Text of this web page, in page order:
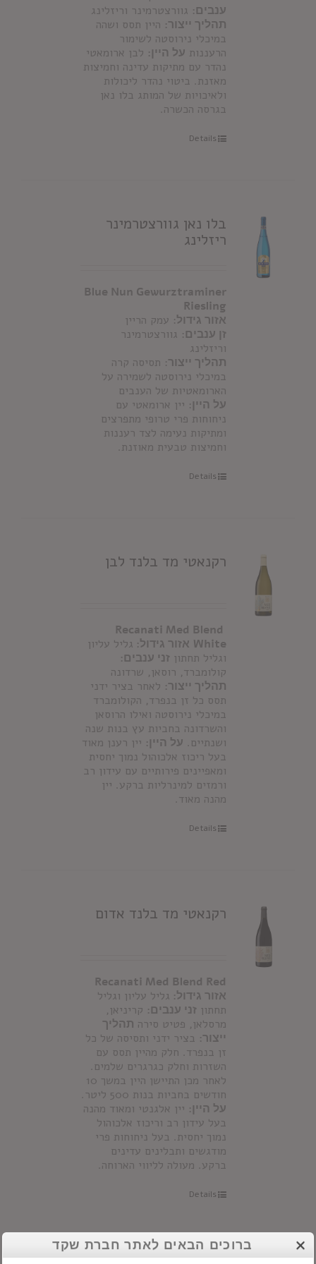
ענבים: גוורצטרמינר וריזלינג
תהליך ייצור: היין תסס ושהה
במיכלי נירוסטה לשימור
הרעננות על היין: לבן ארומאטי
נהדר עם מתיקות עדינה וחמיצות
מאזנת. ביטוי נהדר ליכולות
ולאיכויות של המותג בלו נאן
בגרסה הכשרה.
Details
בלו נאן גוורצטרמינר
ריזלינג
Blue Nun Gewurztraminer
Riesling
אזור גידול: עמק הריין
זן ענבים: גוורצטרמינר
וריזלינג
תהליך ייצור: תסיסה קרה
במיכלי נירוסטה לשמירה על
הארומאטיות של הענבים
על היין: יין ארומאטי עם
ניחוחות פרי טרופי מתפרצים
ומתיקות נעימה לצד רעננות
וחמיצות טבעית מאוזנת.
Details
רקנאטי מד בלנד לבן
Recanati Med Blend
White אזור גידול: גליל עליון
וגליל תחתון זני ענבים:
קולומברד, רוסאן, שרדונה
תהליך ייצור: לאחר בציר ידני
תסס כל זן בנפרד, הקולומברד
במיכלי נירוסטה ואילו הרוסאן
והשרדונה בחביות עץ בנות שנה
ושנתיים. על היין: יין רענן מאוד
בעל ריכוז אלכוהול נמוך יחסית
ומאפיינים פירותיים עם עידון רב
ורמזים למינרליות ברקע. יין
מהנה מאוד.
Details
רקנאטי מד בלנד אדום
Recanati Med Blend Red
אזור גידול: גליל עליון וגליל
תחתון זני ענבים: קריניאן,
מרסלאן, פטיט סירה תהליך
ייצור: בציר ידני ותסיסה של כל
זן בנפרד. חלק מהיין תסס עם
השזרות וחלק כגרגרים שלמים.
לאחר מכן התיישן היין במשך 10
חודשים בחביות בנות 500 ליטר.
על היין: יין אלגנטי ומאוד מהנה
בעל עידון רב וריכוז אלכוהול
נמוך יחסית. בעל ניחוחות פרי
מודגשים ותבלינים עדינים
ברקע. מעולה לליווי הארוחה.
Details
ברוכים הבאים לאתר חברת שקד